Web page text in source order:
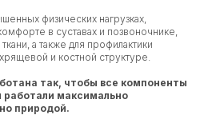
физических нагрузках,
в суставах и позвоночнике,
а также для профилактики
и костной структуре.
так, чтобы все компоненты
работали максимально
природой.